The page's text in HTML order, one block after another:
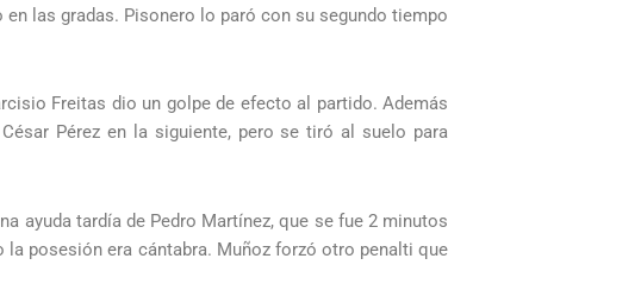
las gradas. Pisonero lo paró con su segundo tiempo
Freitas dio un golpe de efecto al partido. Además
Pérez en la siguiente, pero se tiró al suelo para
ayuda tardía de Pedro Martínez, que se fue 2 minutos
la posesión era cántabra. Muñoz forzó otro penalti que